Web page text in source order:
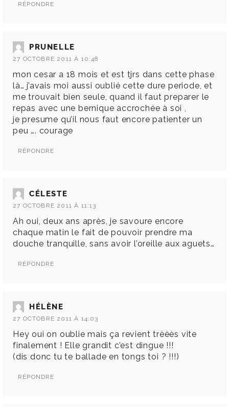
RÉPONDRE
PRUNELLE
27 OCTOBRE 2011 À 10:48
mon cesar a 18 mois et est tjrs dans cette phase
là… j’avais moi aussi oublié cette dure periode, et
me trouvait bien seule, quand il faut preparer le
repas avec une bernique accrochée à soi ,
je presume qu’il nous faut encore patienter un
peu …. courage
RÉPONDRE
CÉLESTE
27 OCTOBRE 2011 À 11:13
Ah oui, deux ans après, je savoure encore
chaque matin le fait de pouvoir prendre ma
douche tranquille, sans avoir l’oreille aux aguets…
RÉPONDRE
HÉLÈNE
27 OCTOBRE 2011 À 14:03
Hey oui on oublie mais ça revient trèèès vite
finalement ! Elle grandit c’est dingue !!!
(dis donc tu te ballade en tongs toi ? !!!)
RÉPONDRE